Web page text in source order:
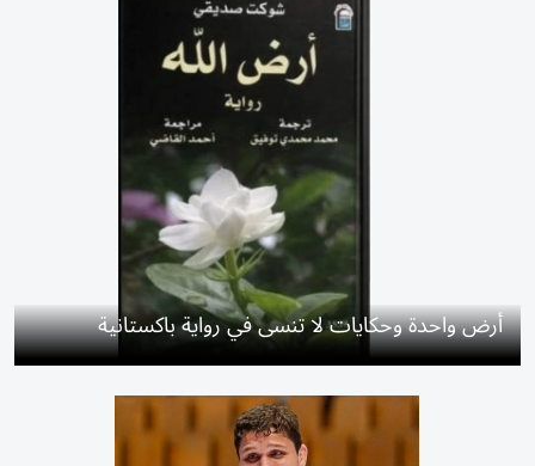
أرض واحدة وحكايات لا تنسى في رواية باكستانية